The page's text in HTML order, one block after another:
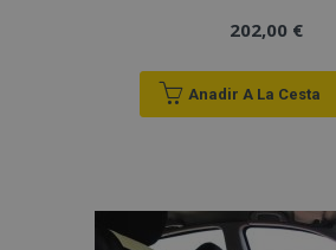
202,00 €
Anadir A La Cesta